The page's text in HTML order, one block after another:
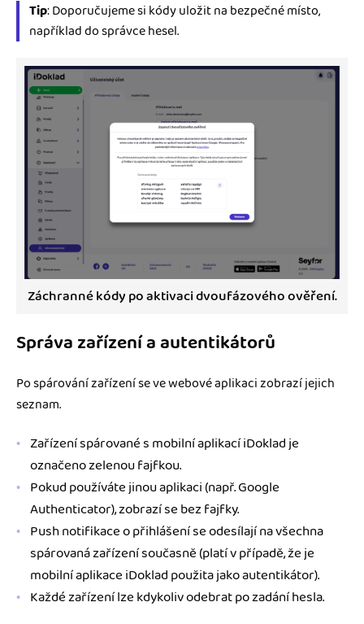
Tip: Doporučujeme si kódy uložit na bezpečné místo,
například do správce hesel.
Záchranné kódy po aktivaci dvoufázového ověření.
Správa zařízení a autentikátorů
Po spárování zařízení se ve webové aplikaci zobrazí jejich
seznam.
Zařízení spárované s mobilní aplikací iDoklad je
označeno zelenou fajfkou.
Pokud používáte jinou aplikaci (např. Google
Authenticator), zobrazí se bez fajfky.
Push notifikace o přihlášení se odesílají na všechna
spárovaná zařízení současně (platí v případě, že je
mobilní aplikace iDoklad použita jako autentikátor).
Každé zařízení lze kdykoliv odebrat po zadání hesla.